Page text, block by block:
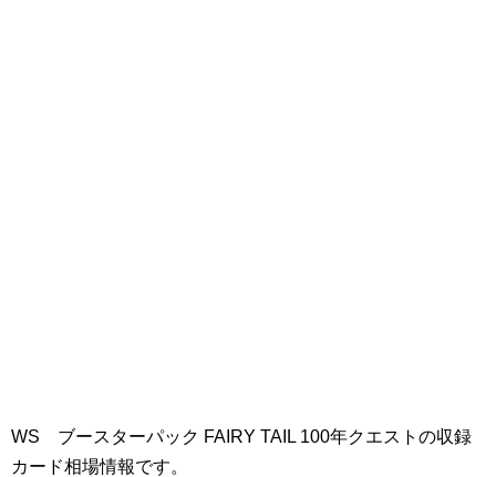
WS ブースターパック FAIRY TAIL 100年クエストの収録
カード相場情報です。